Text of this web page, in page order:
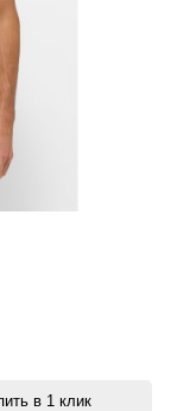
в 1 клик